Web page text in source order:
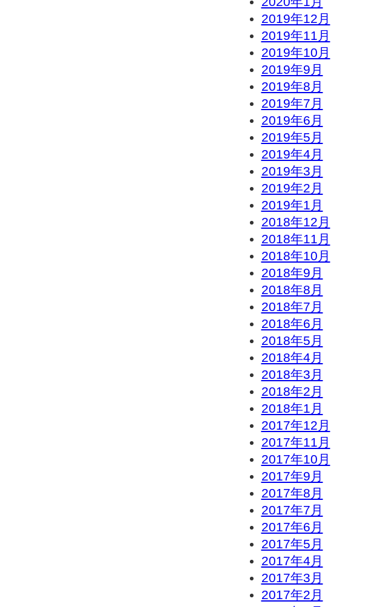
2019年12月
2019年11月
2019年10月
2019年9月
2019年8月
2019年7月
2019年6月
2019年5月
2019年4月
2019年3月
2019年2月
2019年1月
2018年12月
2018年11月
2018年10月
2018年9月
2018年8月
2018年7月
2018年6月
2018年5月
2018年4月
2018年3月
2018年2月
2018年1月
2017年12月
2017年11月
2017年10月
2017年9月
2017年8月
2017年7月
2017年6月
2017年5月
2017年4月
2017年3月
2017年2月